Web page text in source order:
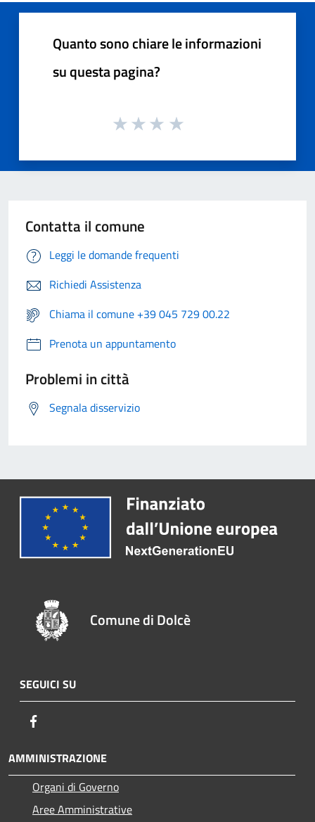
Quanto sono chiare le informazioni
su questa pagina?
Contatta il comune
Leggi le domande frequenti
Richiedi Assistenza
Chiama il comune +39 045 729 00.22
Prenota un appuntamento
Problemi in città
Segnala disservizio
Comune di Dolcè
SEGUICI SU
AMMINISTRAZIONE
Organi di Governo
Aree Amministrative